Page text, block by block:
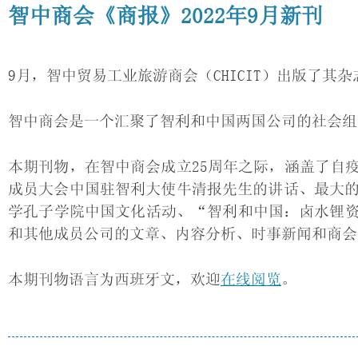
智中商会《商报》2022年9月新刊
9月，智中贸易工业旅游商会（CHICIT）出版了其
智中商会是一个汇聚了智利和中国两国公司的社会
本期刊物，在智中商会成立25周年之际，涵盖了自
成员大会中国驻智利大使牛清报先生的讲话、最大
学孔子学院中国文化活动、“智利和中国：卤水锂
和其他成员公司的文章、内容分析、时事新闻和商
本期刊物语言为西班牙文，欢迎在线阅览。